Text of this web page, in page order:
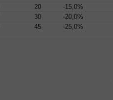
20 -15,0%
30 -20,0%
45 -25,0%